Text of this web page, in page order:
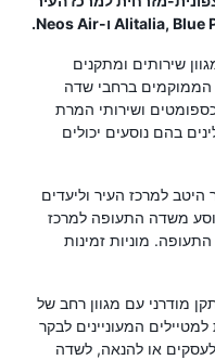
שירותים ומתקנים
הממוקמים ברחבי שדה
ושירותי המרת
בהם נוסעים יכולים
למרכז העיר וליעדים
משדה התעופה למרכז
מוניות זמינות
מודרני עם מגוון רחב של
המעוניינים לבקר
או להנאה, לשדה